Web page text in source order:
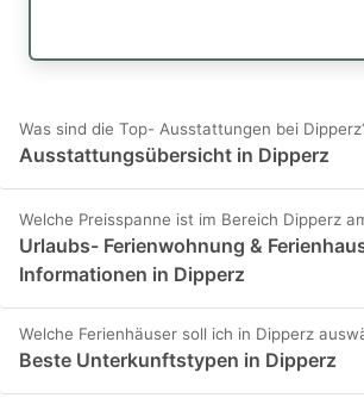
Was sind die Top- Ausstattungen bei
Ausstattungsübersicht in Dipperz
Welche Preisspanne ist im Bereich Dipperz
Urlaubs- Ferienwohnung &
Informationen in Dipperz
Welche Ferienhäuser soll ich in Dipperz
Beste Unterkunftstypen in Dipperz